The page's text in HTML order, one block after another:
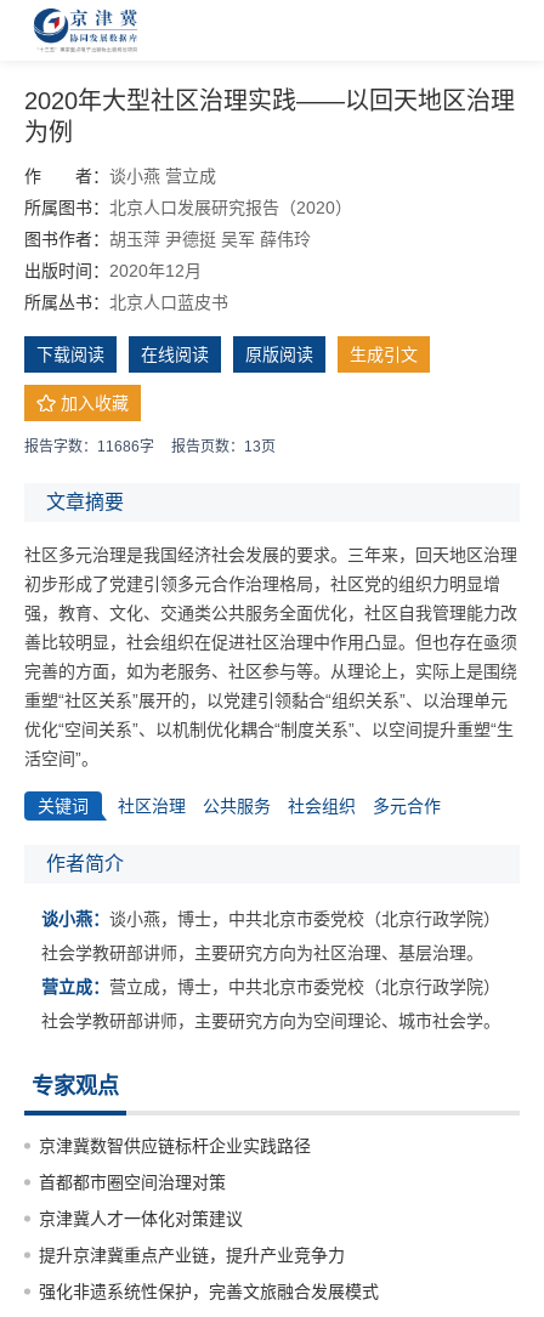
2020年大型社区治理实践——以回天地区治理
为例
作 者： 谈小燕 营立成
所属图书： 北京人口发展研究报告（2020）
图书作者： 胡玉萍 尹德挺 吴军 薛伟玲
出版时间： 2020年12月
所属丛书： 北京人口蓝皮书
下载阅读 在线阅读 原版阅读 生成引文
加入收藏
报告字数：11686字 报告页数：13页
文章摘要
社区多元治理是我国经济社会发展的要求。三年来，回天地区治理
初步形成了党建引领多元合作治理格局，社区党的组织力明显增
强，教育、文化、交通类公共服务全面优化，社区自我管理能力改
善比较明显，社会组织在促进社区治理中作用凸显。但也存在亟须
完善的方面，如为老服务、社区参与等。从理论上，实际上是围绕
重塑“社区关系”展开的，以党建引领黏合“组织关系”、以治理单元
优化“空间关系”、以机制优化耦合“制度关系”、以空间提升重塑“生
活空间”。
关键词 社区治理 公共服务 社会组织 多元合作
作者简介
谈小燕： 谈小燕，博士，中共北京市委党校（北京行政学院）
社会学教研部讲师，主要研究方向为社区治理、基层治理。
营立成： 营立成，博士，中共北京市委党校（北京行政学院）
社会学教研部讲师，主要研究方向为空间理论、城市社会学。
专家观点
京津冀数智供应链标杆企业实践路径
首都都市圈空间治理对策
京津冀人才一体化对策建议
提升京津冀重点产业链，提升产业竞争力
强化非遗系统性保护，完善文旅融合发展模式